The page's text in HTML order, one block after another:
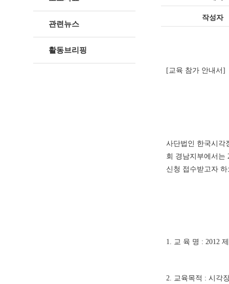
기타 외부 용역 사업
관련뉴스
활동브리핑
작성자
[교육 참가 안내서]
사단법인 한국시각
회 경남지부에서는
신청 접수받고자
1. 교 육 명 : 2012
2. 교육목적 : 시각